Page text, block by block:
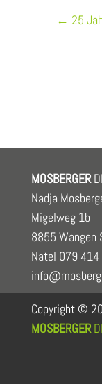
← 25
MOSBERGER
Nadja
Migelweg 1b
8855 Wangen
Natel 079
Copyright ©
MOSBERGER